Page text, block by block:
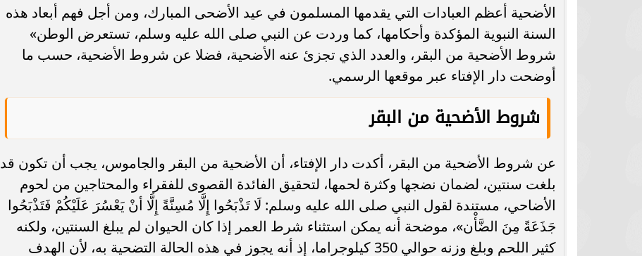
الأضحية أعظم العبادات التي يقدمها المسلمون في عيد الأضحى المبارك، ومن أجل فهم أبعاد هذه
السنة النبوية المؤكدة وأحكامها، كما وردت عن النبي صلى الله عليه وسلم، تستعرض الوطن»
شروط الأضحية من البقر، والعدد الذي تجزئ عنه الأضحية، فضلا عن شروط الأضحية، حسب ما
أوضحت دار الإفتاء عبر موقعها الرسمي.
شروط الأضحية من البقر
عن شروط الأضحية من البقر، أكدت دار الإفتاء، أن الأضحية من البقر والجاموس، يجب أن تكون قد
بلغت سنتين، لضمان نضجها وكثرة لحمها، لتحقيق الفائدة القصوى للفقراء والمحتاجين من لحوم
الأضاحي، مستندة لقول النبي صلى الله عليه وسلم: لَا تَذْبَحُوا إِلَّا مُسِنَّةً إِلَّا أنْ يَعْسُرَ عَلَيْكُمْ فَتَذْبَحُوا
جَذَعَةً مِنَ الضَّأْن»، موضحة أنه يمكن استثناء شرط العمر إذا كان الحيوان لم يبلغ السنتين، ولكنه
كثير اللحم وبلغ وزنه حوالي 350 كيلوجراما، إذ أنه يجوز في هذه الحالة التضحية به، لأن الهدف